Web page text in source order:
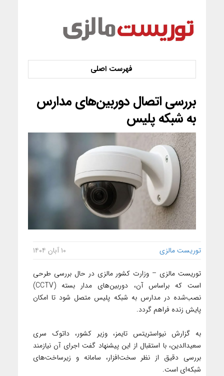
بررسی اتصال دوربین‌های مدارس
به شبکه پلیس
توریست مالزی ۱۰ آبان ۱۴۰۴
توریست مالزی – وزارت کشور مالزی در حال بررسی طرحی
است که براساس آن، دوربین‌های مدار بسته (CCTV)
نصب‌شده در مدارس به شبکه پلیس متصل شود تا امکان
پایش زنده فراهم گردد.
به گزارش نیواستریتس تایمز، وزیر کشور، داتوک سری
سعیدالدین، با استقبال از این پیشنهاد گفت اجرای آن نیازمند
بررسی دقیق از نظر سخت‌افزار، سامانه و زیرساخت‌های
شبکه‌ای است.